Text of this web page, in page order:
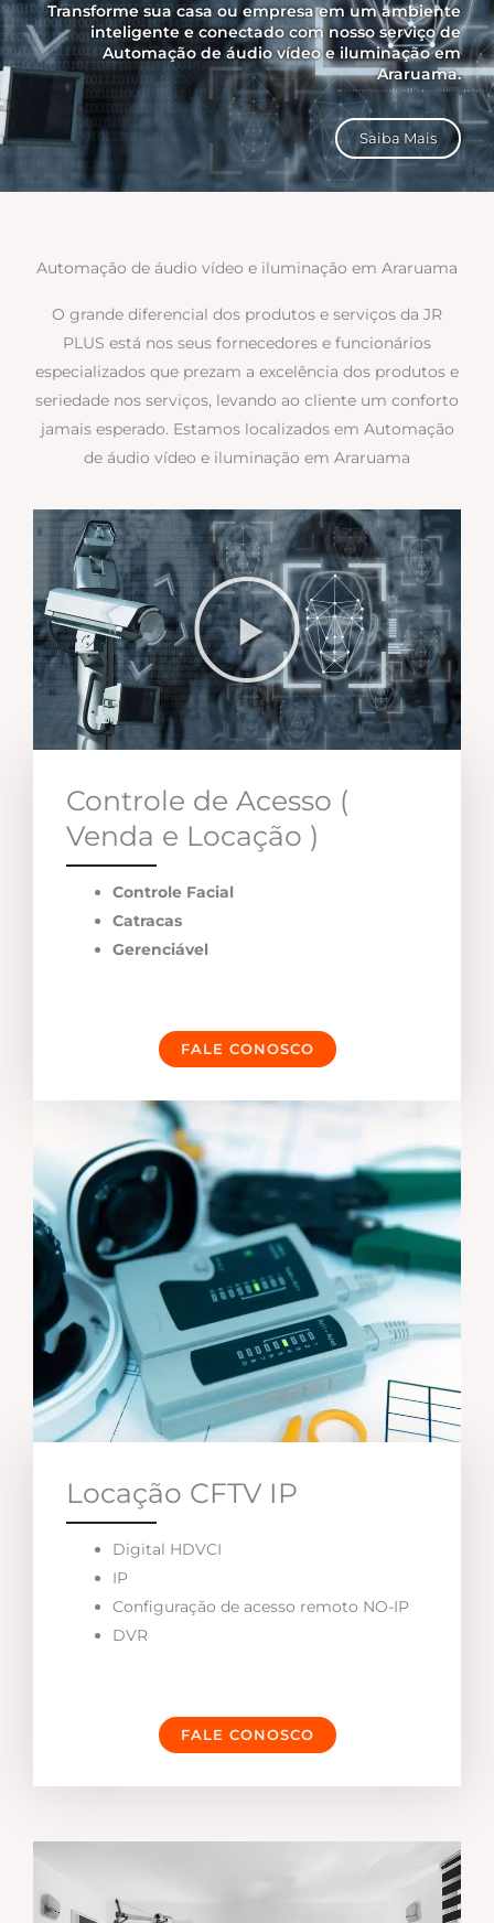
Transforme sua casa ou empresa em um ambiente
inteligente e conectado com nosso serviço de
Automação de áudio vídeo e iluminação em
Araruama.
Saiba Mais
Automação de áudio vídeo e iluminação em Araruama
O grande diferencial dos produtos e serviços da JR
PLUS está nos seus fornecedores e funcionários
especializados que prezam a excelência dos produtos e
seriedade nos serviços, levando ao cliente um conforto
jamais esperado. Estamos localizados em Automação
de áudio vídeo e iluminação em Araruama
Controle de Acesso (
Venda e Locação )
Controle Facial
Catracas
Gerenciável
FALE CONOSCO
Locação CFTV IP
Digital HDVCI
IP
Configuração de acesso remoto NO-IP
DVR
FALE CONOSCO